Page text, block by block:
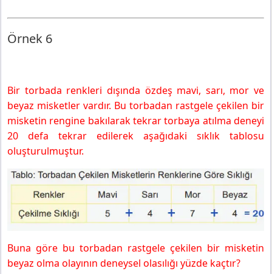
Örnek 6
Bir torbada renkleri dışında özdeş mavi, sarı, mor ve
beyaz misketler vardır. Bu torbadan rastgele çekilen bir
misketin rengine bakılarak tekrar torbaya atılma deneyi
20 defa tekrar edilerek aşağıdaki sıklık tablosu
oluşturulmuştur.
Buna göre bu torbadan rastgele çekilen bir misketin
beyaz olma olayının deneysel olasılığı yüzde kaçtır?